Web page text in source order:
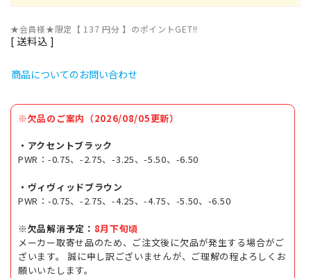
★会員様★限定【 137 円分 】のポイントGET!!
送料込
商品についてのお問い合わせ
※欠品のご案内（2026/08/05更新）
・アクセントブラック
PWR：-0.75、-2.75、-3.25、-5.50、-6.50
・ヴィヴィッドブラウン
PWR：-0.75、-2.75、-4.25、-4.75、-5.50、-6.50
※欠品解消予定： 8月下旬頃
メーカー取寄せ品のため、ご注文後に欠品が発生する場合がご
ざいます。 誠に申し訳ございませんが、ご理解の程よろしくお
願いいたします。